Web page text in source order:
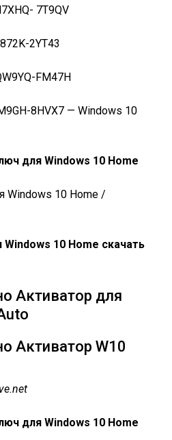
7T9QV
2YT43
FM47H
8HVX7 — Windows 10
для Windows 10 Home
Windows 10 Home /
10 Home скачать
Активатор для
Активатор W10
для Windows 10 Home